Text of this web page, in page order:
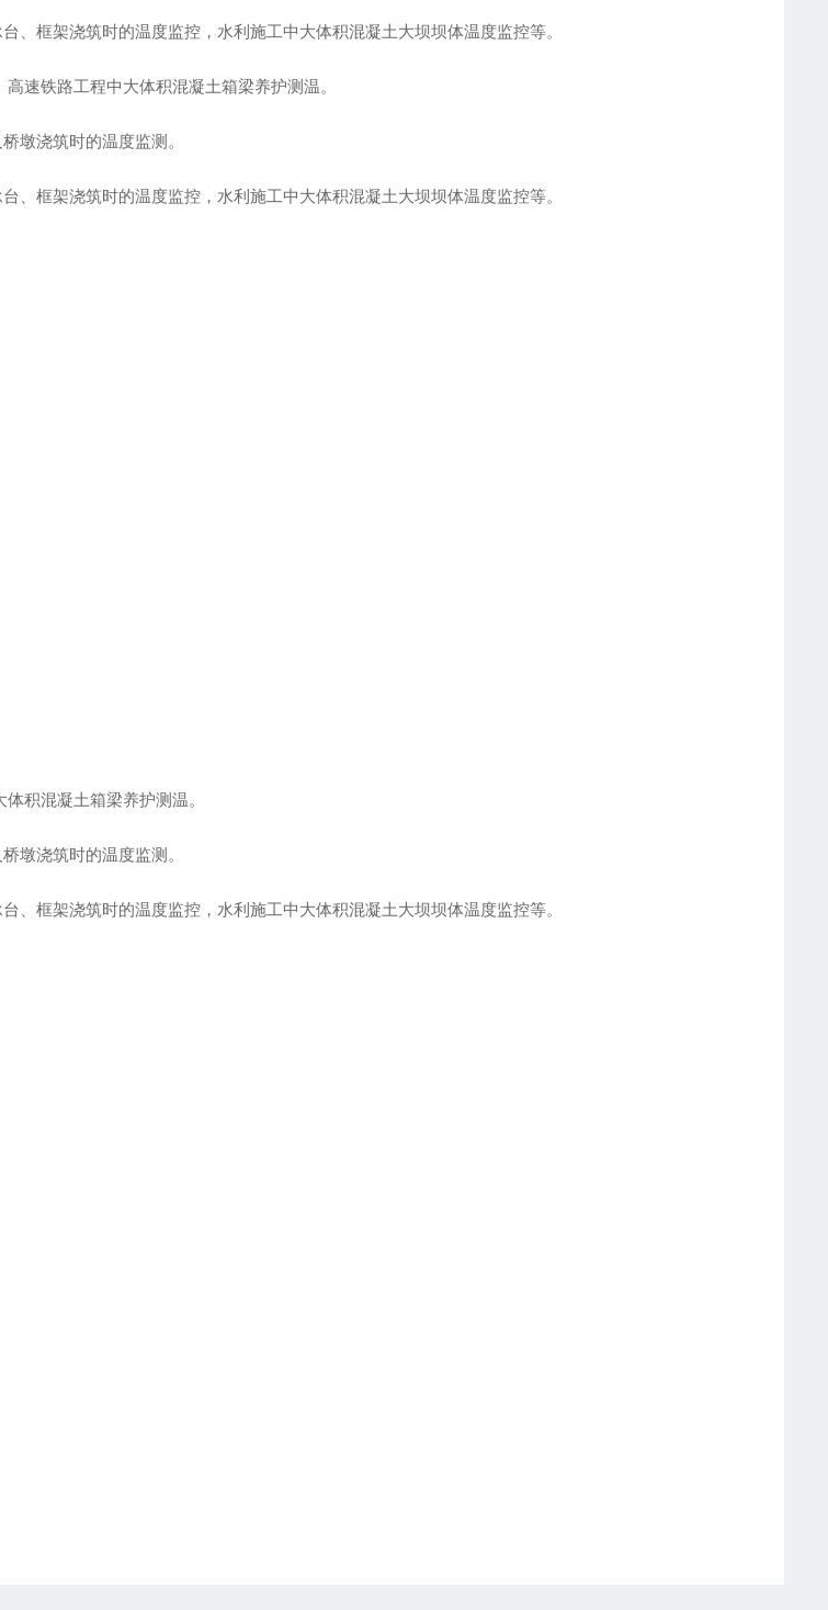
、框架浇筑时的温度监控，水利施工中大体积混凝土大坝坝体温度监控等。
高速铁路工程中大体积混凝土箱梁养护测温。
墩浇筑时的温度监测。
、框架浇筑时的温度监控，水利施工中大体积混凝土大坝坝体温度监控等。
积混凝土箱梁养护测温。
墩浇筑时的温度监测。
、框架浇筑时的温度监控，水利施工中大体积混凝土大坝坝体温度监控等。